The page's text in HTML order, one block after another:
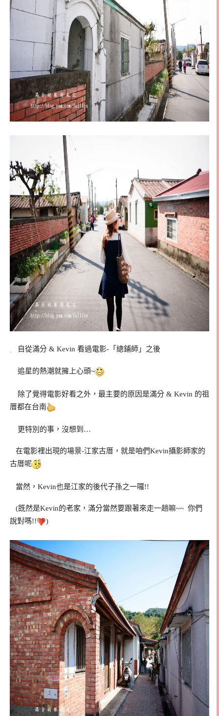
自從滿分 & Kevin 看過電影-「總鋪師」之後
追星的熱潮就擁上心頭~
除了覺得電影好看之外，最主要的原因是滿分 & Kevin 的祖
厝都在台南
更特別的事，沒想到…
在電影裡出現的場景-江家古厝，就是咱們Kevin攝影師家的
古厝呢
當然，Kevin也是江家的後代子孫之一囉!!
(既然是Kevin的老家，滿分當然要跟著來走一趟嘛~~ 你們
說對嗎!!
)